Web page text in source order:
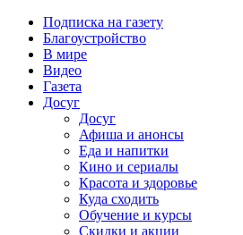
Подписка на газету
Благоустройство
В мире
Видео
Газета
Досуг
Досуг
Афиша и анонсы
Еда и напитки
Кино и сериалы
Красота и здоровье
Куда сходить
Обучение и курсы
Скидки и акции